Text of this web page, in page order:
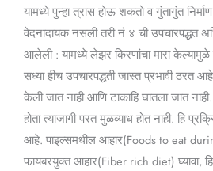
यामध्ये पुन्हा त्रास होऊ शकतो व गुंतागुंत
वेदनादायक नसली तरी नं ४ ची उपचारपद्धत
आलेली : यामध्ये लेझर किरणांचा मारा
सध्या हीच उपचारपद्धती जास्त प्रभावी ठरत
केली जात नाही आणि टाकाहि घातला जात
होता त्याजागी परत मुळव्याध होत नाही. हि
आहे. पाइल्समधील आहार(Foods to eat
फायबरयुक्त आहार(Fiber rich diet) घ्यावा,